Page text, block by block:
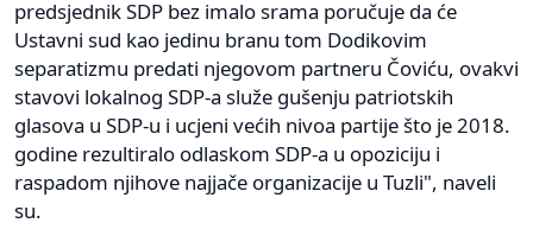
predsjednik SDP bez imalo srama poručuje da će
Ustavni sud kao jedinu branu tom Dodikovim
separatizmu predati njegovom partneru Čoviću, ovakvi
stavovi lokalnog SDP-a služe gušenju patriotskih
glasova u SDP-u i ucjeni većih nivoa partije što je 2018.
godine rezultiralo odlaskom SDP-a u opoziciju i
raspadom njihove najjače organizacije u Tuzli", naveli
su.